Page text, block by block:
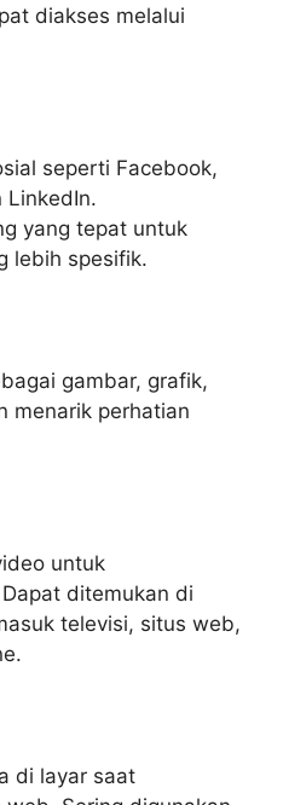
diakses melalui
seperti Facebook,
LinkedIn.
yang tepat untuk
lebih spesifik.
gambar, grafik,
menarik perhatian
untuk
ditemukan di
televisi, situs web,
di layar saat